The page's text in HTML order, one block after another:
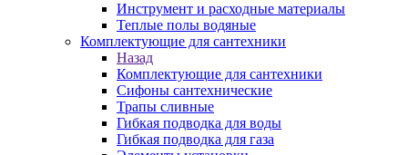
Инструмент и расходные материалы
Теплые полы водяные
Комплектующие для сантехники
Назад
Комплектующие для сантехники
Сифоны сантехнические
Трапы сливные
Гибкая подводка для воды
Гибкая подводка для газа